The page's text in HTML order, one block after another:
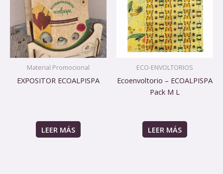
Material Promocional
EXPOSITOR ECOALPISPA
LEER MÁS
ECO-ENVOLTORIOS
Ecoenvoltorio – ECOALPISPA
Pack M L
LEER MÁS